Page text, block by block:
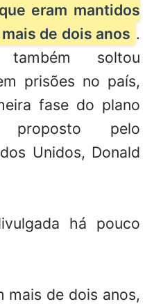
eram mantidos
de dois anos .
soltou
prisões no país,
fase do plano
proposto pelo
Unidos, Donald
há pouco
mais de dois anos,